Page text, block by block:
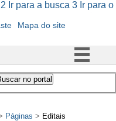
2 Ir para a busca 3 Ir para o
Mapa do site
Simplifique!
Comunica BR
Participe
no portal
Páginas > Editais